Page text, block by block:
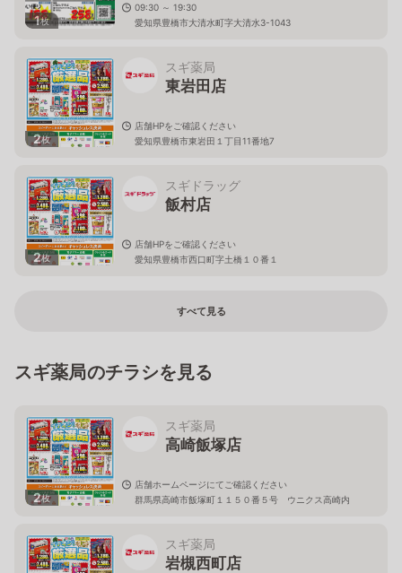
1枚
09:30 ～ 19:30
愛知県豊橋市大清水町字大清水3-1043
2枚
スギ薬局
東岩田店
店舗HPをご確認ください
愛知県豊橋市東岩田１丁目11番地7
2枚
スギドラッグ
飯村店
店舗HPをご確認ください
愛知県豊橋市西口町字土橋１０番１
すべて見る
スギ薬局のチラシを見る
2枚
スギ薬局
高崎飯塚店
店舗ホームページにてご確認ください
群馬県高崎市飯塚町１１５０番５号 ウニクス高崎内
スギ薬局
岩槻西町店